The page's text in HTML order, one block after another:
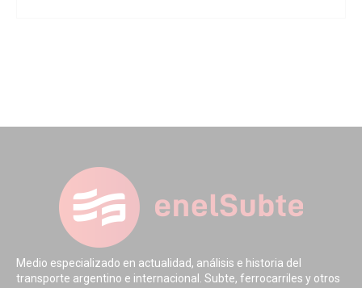
Medio especializado en actualidad, análisis e historia del
transporte argentino e internacional. Subte, ferrocarriles y otros